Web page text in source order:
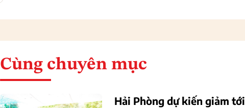
Cùng chuyên mục
Hải Phòng dự kiến giảm tới